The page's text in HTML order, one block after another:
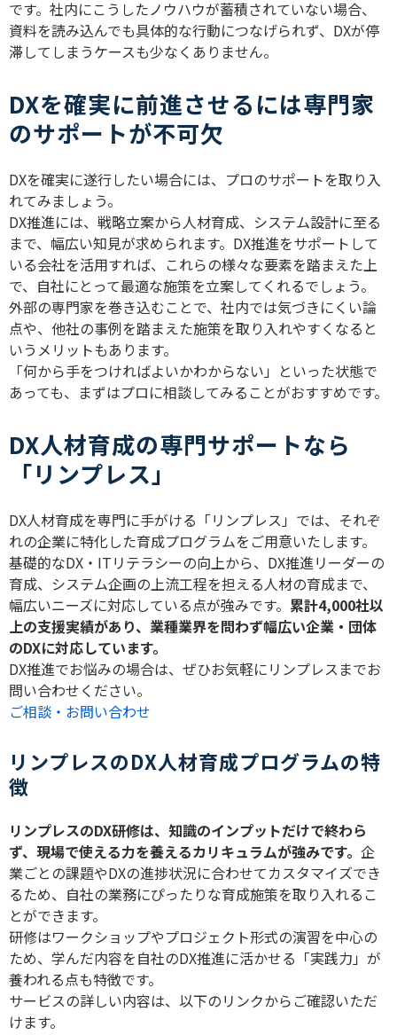
です。社内にこうしたノウハウが蓄積されていない場合、
資料を読み込んでも具体的な行動につなげられず、 DXが停
滞してしまうケースも少なくありません。
DXを確実に前進させるには専門家
のサポートが不可欠
DXを確実に遂行したい場合には、プロのサポートを取り入
れてみましょう。
DX推進には、戦略立案から人材育成、システム設計に至る
まで、幅広い知見が求められます。 DX推進をサポートして
いる会社を活用すれば、これらの様々な要素を踏まえた上
で、自社にとって最適な施策を立案してくれるでしょう。
外部の専門家を巻き込むことで、社内では気づきにくい論
点や、他社の事例を踏まえた施策を取り入れやすくなると
いうメリットもあります。
「何から手をつければよいかわからない」といった状態で
あっても、まずはプロに相談してみることがおすすめです。
DX人材育成の専門サポートなら
「リンプレス」
DX人材育成を専門に手がける「リンプレス」では、それぞ
れの企業に特化した育成プログラムをご用意いたします。
基礎的なDX ・ ITリテラシーの向上から、 DX推進リーダーの
育成、システム企画の上流工程を担える人材の育成まで、
幅広いニーズに対応している点が強みです。 累計4,000社以
上の支援実績があり、業種業界を問わず幅広い企業・団体
のDXに対応しています。
DX推進でお悩みの場合は、ぜひお気軽にリンプレスまでお
問い合わせください。
ご相談・お問い合わせ
リンプレスのDX人材育成プログラムの特
徴
リンプレスのDX研修は、知識のインプットだけで終わら
ず、現場で使える力を養えるカリキュラムが強みです。 企
業ごとの課題やDXの進捗状況に合わせてカスタマイズでき
るため、自社の業務にぴったりな育成施策を取り入れるこ
とができます。
研修はワークショップやプロジェクト形式の演習を中心の
ため、学んだ内容を自社のDX推進に活かせる「実践力」が
養われる点も特徴です。
サービスの詳しい内容は、以下のリンクからご確認いただ
けます。